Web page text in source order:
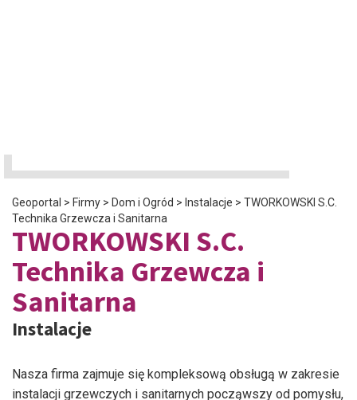
Geoportal > Firmy > Dom i Ogród > Instalacje > TWORKOWSKI S.C.
Technika Grzewcza i Sanitarna
TWORKOWSKI S.C.
Technika Grzewcza i
Sanitarna
Instalacje
Nasza firma zajmuje się kompleksową obsługą w zakresie
instalacji grzewczych i sanitarnych począwszy od pomysłu,